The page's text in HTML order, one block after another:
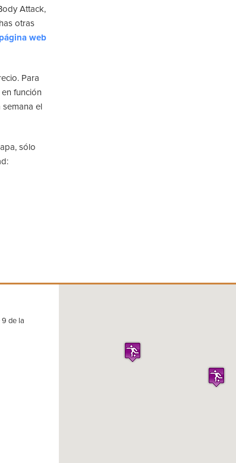
Attack,
otras
página web
Para
función
el
sólo
de la